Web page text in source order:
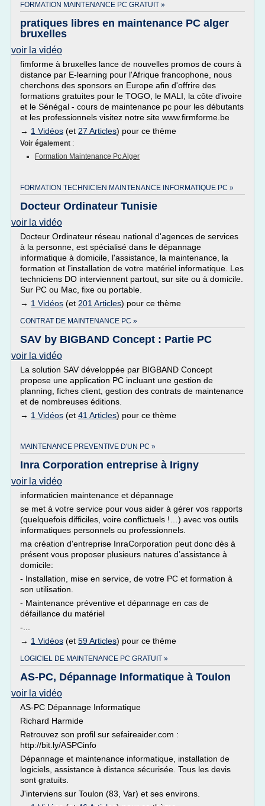
FORMATION MAINTENANCE PC GRATUIT »
pratiques libres en maintenance PC alger
bruxelles
voir la vidéo
fimforme à bruxelles lance de nouvelles promos de cours à
distance par E-learning pour l'Afrique francophone, nous
cherchons des sponsors en Europe afin d'offrire des
formations gratuites pour le TOGO, le MALI, la côte d'ivoire
et le Sénégal - cours de maintenance pc pour les débutants
et les professionnels visitez notre site www.firmforme.be
→ 1 Vidéos (et 27 Articles) pour ce thème
Voir également :
Formation Maintenance Pc Alger
FORMATION TECHNICIEN MAINTENANCE INFORMATIQUE PC »
Docteur Ordinateur Tunisie
voir la vidéo
Docteur Ordinateur réseau national d'agences de services
à la personne, est spécialisé dans le dépannage
informatique à domicile, l'assistance, la maintenance, la
formation et l'installation de votre matériel informatique. Les
techniciens DO interviennent partout, sur site ou à domicile.
Sur PC ou Mac, fixe ou portable.
→ 1 Vidéos (et 201 Articles) pour ce thème
CONTRAT DE MAINTENANCE PC »
SAV by BIGBAND Concept : Partie PC
voir la vidéo
La solution SAV développée par BIGBAND Concept
propose une application PC incluant une gestion de
planning, fiches client, gestion des contrats de maintenance
et de nombreuses éditions.
→ 1 Vidéos (et 41 Articles) pour ce thème
MAINTENANCE PREVENTIVE D'UN PC »
Inra Corporation entreprise à Irigny
voir la vidéo
informaticien maintenance et dépannage
se met à votre service pour vous aider à gérer vos rapports
(quelquefois difficiles, voire conflictuels !…) avec vos outils
informatiques personnels ou professionnels.
ma création d'entreprise InraCorporation peut donc dès à
présent vous proposer plusieurs natures d’assistance à
domicile:
- Installation, mise en service, de votre PC et formation à
son utilisation.
- Maintenance préventive et dépannage en cas de
défaillance du matériel
-...
→ 1 Vidéos (et 59 Articles) pour ce thème
LOGICIEL DE MAINTENANCE PC GRATUIT »
AS-PC, Dépannage Informatique à Toulon
voir la vidéo
AS-PC Dépannage Informatique
Richard Harmide
Retrouvez son profil sur sefaireaider.com :
http://bit.ly/ASPCinfo
Dépannage et maintenance informatique, installation de
logiciels, assistance à distance sécurisée. Tous les devis
sont gratuits.
J'interviens sur Toulon (83, Var) et ses environs.